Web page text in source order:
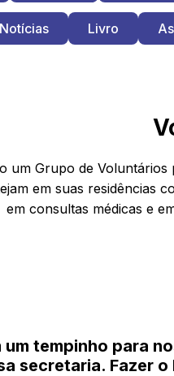
Notícias Livro
um Grupo de Voluntários
em suas residências
em consultas médicas e
um tempinho para
secretaria. Fazer